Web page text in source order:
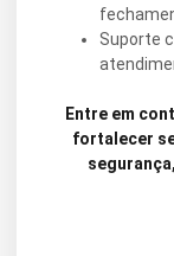
Suporte
Entre em
fortalecer